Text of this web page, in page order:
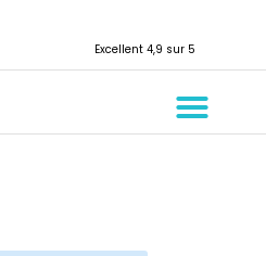
Excellent 4,9 sur 5